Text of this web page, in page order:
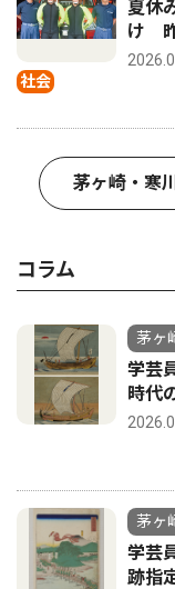
社会
夏休
け
茅ヶ崎・寒
コラム
茅ヶ
学芸
時代
茅ヶ
学芸
跡指